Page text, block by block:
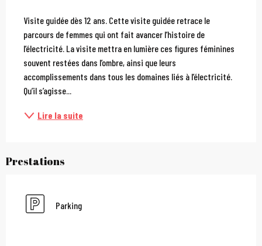
Description
Visite guidée dès 12 ans. Cette visite guidée retrace le
parcours de femmes qui ont fait avancer l’histoire de
l’électricité. La visite mettra en lumière ces figures féminines
souvent restées dans l’ombre, ainsi que leurs
accomplissements dans tous les domaines liés à l’électricité.
Qu’il s’agisse...
Lire la suite
Prestations
Parking